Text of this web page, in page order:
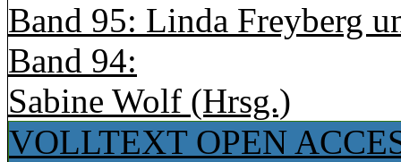
Band 95: Linda Freyberg
Band 94:
Sabine Wolf (Hrsg.)
VOLLTEXT OPEN